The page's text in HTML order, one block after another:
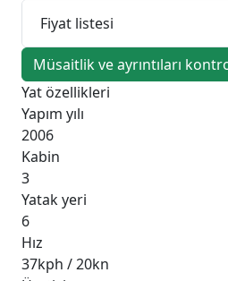
Fiyat listesi
Müsaitlik ve ayrıntıları
Yat özellikleri
Yapım yılı
2006
Kabin
3
Yatak yeri
6
Hız
37kph / 20kn